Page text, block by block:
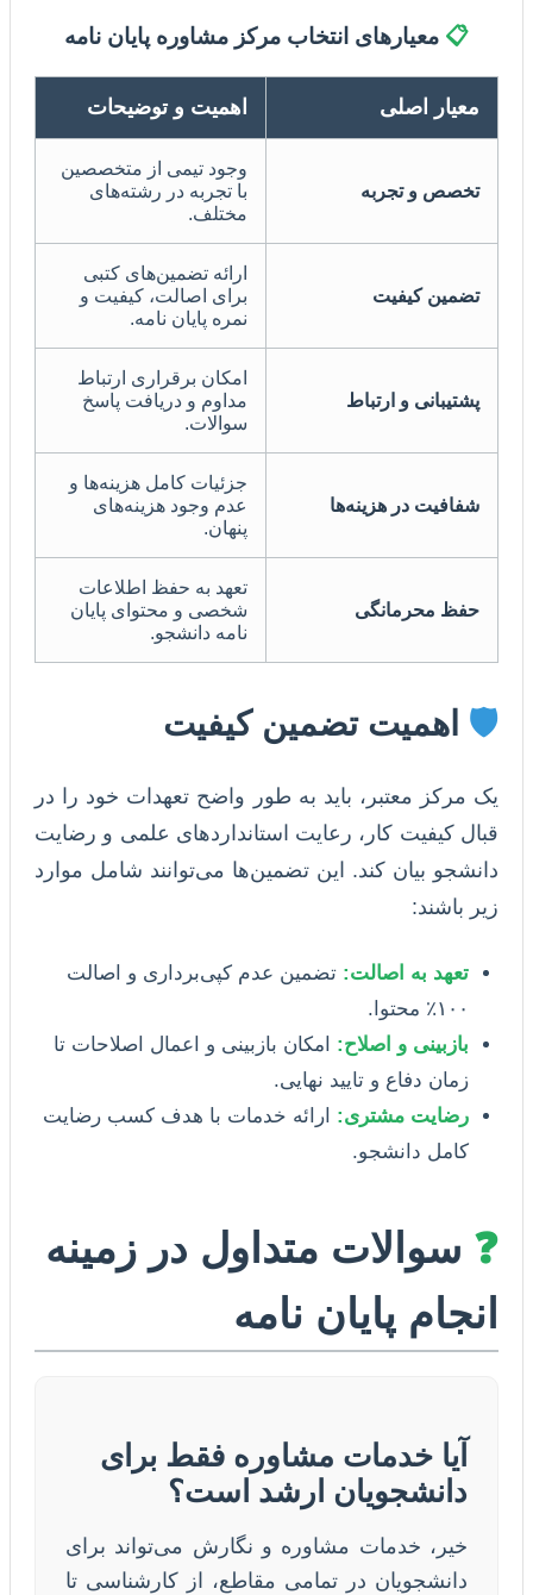
📋 معیارهای انتخاب مرکز مشاوره پایان نامه
معیار اصلی اهمیت و توضیحات
تخصص و تجربه
وجود تیمی از متخصصین
با تجربه در رشته‌های
مختلف.
تضمین کیفیت
ارائه تضمین‌های کتبی
برای اصالت، کیفیت و
نمره پایان نامه.
پشتیبانی و ارتباط
امکان برقراری ارتباط
مداوم و دریافت پاسخ
سوالات.
شفافیت در هزینه‌ها
جزئیات کامل هزینه‌ها و
عدم وجود هزینه‌های
پنهان.
حفظ محرمانگی
تعهد به حفظ اطلاعات
شخصی و محتوای پایان
نامه دانشجو.
🛡️ اهمیت تضمین کیفیت
یک مرکز معتبر، باید به طور واضح تعهدات خود را در
قبال کیفیت کار، رعایت استانداردهای علمی و رضایت
دانشجو بیان کند. این تضمین‌ها می‌توانند شامل موارد
زیر باشند:
تعهد به اصالت: تضمین عدم کپی‌برداری و اصالت
۱۰۰٪ محتوا.
بازبینی و اصلاح: امکان بازبینی و اعمال اصلاحات تا
زمان دفاع و تایید نهایی.
رضایت مشتری: ارائه خدمات با هدف کسب رضایت
کامل دانشجو.
❓ سوالات متداول در زمینه
انجام پایان نامه
آیا خدمات مشاوره فقط برای
دانشجویان ارشد است؟
خیر، خدمات مشاوره و نگارش می‌تواند برای
دانشجویان در تمامی مقاطع، از کارشناسی تا